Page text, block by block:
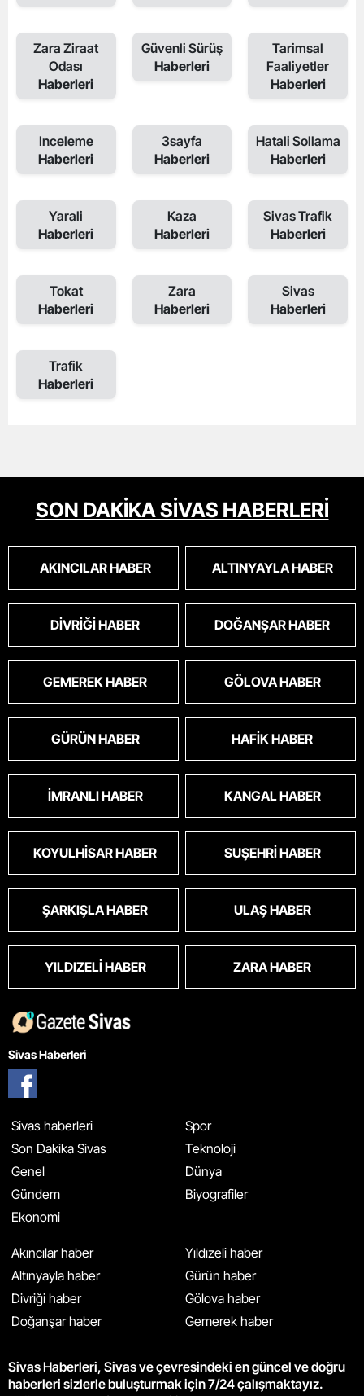
Zara Ziraat
Odası
Haberleri
Güvenli Sürüş
Haberleri
Tarimsal
Faaliyetler
Haberleri
Inceleme
Haberleri
3sayfa
Haberleri
Hatali Sollama
Haberleri
Yarali
Haberleri
Kaza
Haberleri
Sivas Trafik
Haberleri
Tokat
Haberleri
Zara
Haberleri
Sivas
Haberleri
Trafik
Haberleri
SON DAKİKA SİVAS HABERLERİ
AKINCILAR HABER ALTINYAYLA HABER
DIVRIĞI HABER DOĞANŞAR HABER
GEMEREK HABER GÖLOVA HABER
GÜRÜN HABER HAFIK HABER
İMRANLI HABER KANGAL HABER
KOYULHISAR HABER SUŞEHRI HABER
ŞARKIŞLA HABER ULAŞ HABER
YILDIZELI HABER ZARA HABER
Sivas Haberleri
Sivas haberleri
Son Dakika Sivas
Genel
Gündem
Ekonomi
Spor
Teknoloji
Dünya
Biyografiler
Akıncılar haber
Altınyayla haber
Divriği haber
Doğanşar haber
Yıldızeli haber
Gürün haber
Gölova haber
Gemerek haber
Sivas Haberleri, Sivas ve çevresindeki en güncel ve doğru
haberleri sizlerle buluşturmak için 7/24 çalışmaktayız.